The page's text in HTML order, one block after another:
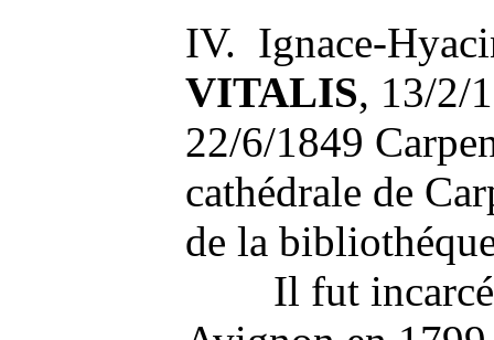
IV. Ignace-
VITALIS, 13/2/
22/6/1849
cathédrale de
de la
Il fut